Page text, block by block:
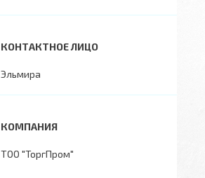
Эльмира
ТОО "ТоргПром"